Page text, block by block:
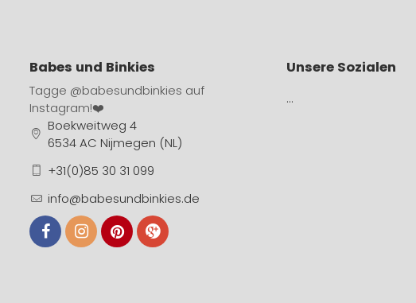
Babes und Binkies
Tagge @babesundbinkies auf
Instagram!❤️
Boekweitweg 4
6534 AC Nijmegen (NL)
+31(0)85 30 31 099
info@babesundbinkies.de
Unsere Sozialen
…